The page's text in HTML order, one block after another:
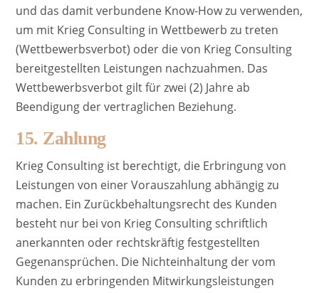
und das damit verbundene Know-How zu verwenden,
um mit Krieg Consulting in Wettbewerb zu treten
(Wettbewerbsverbot) oder die von Krieg Consulting
bereitgestellten Leistungen nachzuahmen. Das
Wettbewerbsverbot gilt für zwei (2) Jahre ab
Beendigung der vertraglichen Beziehung.
15. Zahlung
Krieg Consulting ist berechtigt, die Erbringung von
Leistungen von einer Vorauszahlung abhängig zu
machen. Ein Zurückbehaltungsrecht des Kunden
besteht nur bei von Krieg Consulting schriftlich
anerkannten oder rechtskräftig festgestellten
Gegenansprüchen. Die Nichteinhaltung der vom
Kunden zu erbringenden Mitwirkungsleistungen